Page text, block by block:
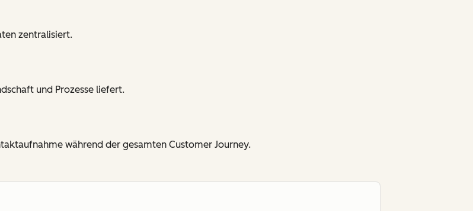
zentralisiert.
und Prozesse liefert.
während der gesamten Customer Journey.